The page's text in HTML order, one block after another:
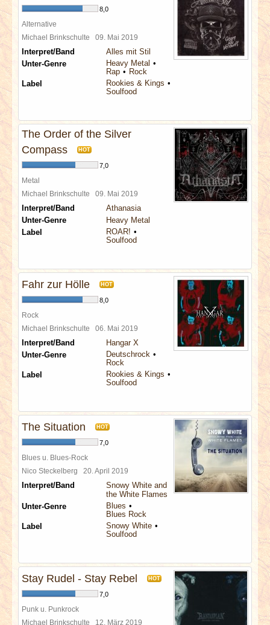
8,0
Alternative
Michael Brinkschulte 09. Mai 2019
Interpret/Band
Alles mit Stil
Unter-Genre
Heavy Metal
Rap
Rock
Label
Rookies & Kings
Soulfood
The Order of the Silver
Compass
HOT
7,0
Metal
Michael Brinkschulte 09. Mai 2019
Interpret/Band
Athanasia
Unter-Genre
Heavy Metal
Label
ROAR!
Soulfood
Fahr zur Hölle HOT
8,0
Rock
Michael Brinkschulte 06. Mai 2019
Interpret/Band
Hangar X
Unter-Genre
Deutschrock
Rock
Label
Rookies & Kings
Soulfood
The Situation HOT
7,0
Blues u. Blues-Rock
Nico Steckelberg 20. April 2019
Interpret/Band
Snowy White and
the White Flames
Unter-Genre
Blues
Blues Rock
Label
Snowy White
Soulfood
Stay Rudel - Stay Rebel HOT
7,0
Punk u. Punkrock
Michael Brinkschulte 12. März 2019